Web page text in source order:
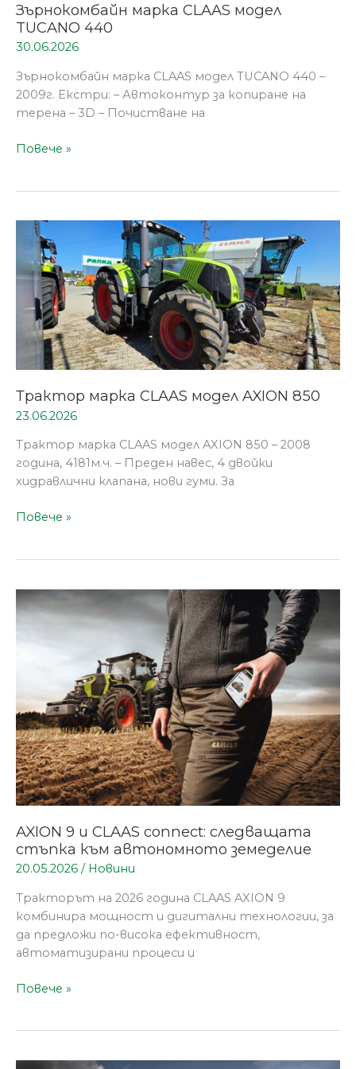
Зърнокомбайн марка CLAAS модел
TUCANO 440
30.06.2026
Зърнокомбайн марка CLAAS модел TUCANO 440 –
2009г. Екстри: – Автоконтур за копиране на
терена – 3D – Почистване на
Повече »
Трактор марка CLAAS модел AXION 850
23.06.2026
Трактор марка CLAAS модел AXION 850 – 2008
година, 4181м.ч. – Преден навес, 4 двойки
хидравлични клапана, нови гуми. За
Трактор
марка
CLAAS
модел
AXION
850
Повече »
AXION 9 и CLAAS connect: следващата
стъпка към автономното земеделие
20.05.2026 / Новини
Тракторът на 2026 година CLAAS AXION 9
комбинира мощност и дигитални технологии, за
да предложи по-висока ефективност,
автоматизирани процеси и
AXION
9
следващата
стъпка
към
автономното
земеделие
Повече »